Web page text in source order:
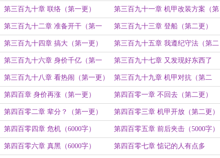
更） 更）
第三百九十章 联络（第一更） 第三百九十一章 机甲改装方案（第
二更）
第三百九十二章 准备开干（第一
更）
第三百九十三章 登船（第二更）
第三百九十四章 搞大（第一更） 第三百九十五章 我遵纪守法（第二
更）
第三百九十六章 身价千亿（第一
更）
第三百九十七章 又发现好东西了
（第二更）
第三百九十八章 看热闹（第一更） 第三百九十九章 机甲对抗（第二
更）
第四百章 身价再涨（第一更） 第四百零一章 不回去（第二更）
第四百零二章 辈分？（第一更） 第四百零三章 机甲开放（第二更）
第四百零四章 危机（6000字） 第四百零五章 前后夹击（5000字）
第四百零六章 真黑（6000字） 第四百零七章 惦记的人有点多